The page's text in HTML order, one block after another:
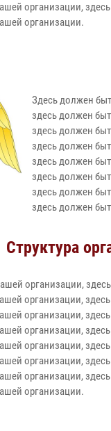
организации,
организации.
Здесь должен
здесь должен
здесь должен
здесь должен
здесь должен
здесь должен
здесь должен
здесь должен
Структура
организации,
организации,
организации,
организации,
организации,
организации,
организации,
организации.